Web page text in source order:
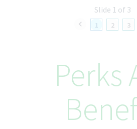
1 2 3
Slide 1 of 3
Perks